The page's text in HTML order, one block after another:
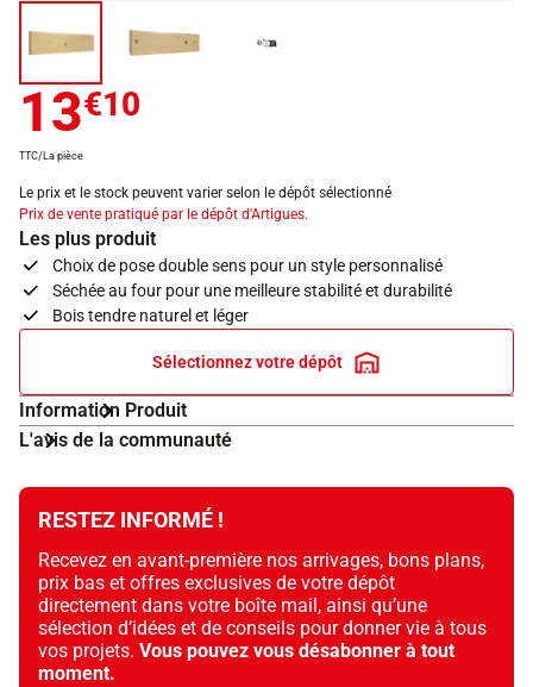
13€10
TTC/La pièce
Le prix et le stock peuvent varier selon le dépôt sélectionné
Prix de vente pratiqué par le dépôt d'Artigues.
Les plus produit
Choix de pose double sens pour un style personnalisé
Séchée au four pour une meilleure stabilité et durabilité
Bois tendre naturel et léger
Sélectionnez votre dépôt
Information Produit
L'avis de la communauté
RESTEZ INFORMÉ !
Recevez en avant-première nos arrivages, bons plans,
prix bas et offres exclusives de votre dépôt
directement dans votre boîte mail, ainsi qu’une
sélection d’idées et de conseils pour donner vie à tous
vos projets. Vous pouvez vous désabonner à tout
moment.